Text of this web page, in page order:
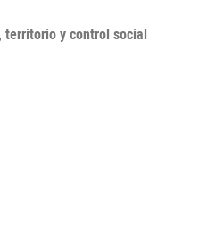
territorio y control social